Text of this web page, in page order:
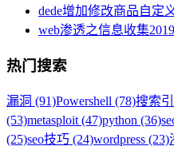
dede增加修改商品自定
web渗透之信息收集
热门搜索
漏洞 (91)Powershell (78)搜索
(53)metasploit (47)python (36)
(25)seo技巧 (24)wordpress (23)